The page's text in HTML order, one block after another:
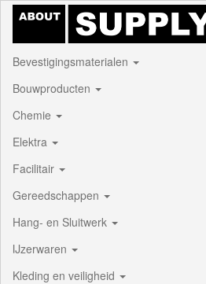
Bevestigingsmaterialen
Bouwproducten
Chemie
Elektra
Facilitair
Gereedschappen
Hang- en Sluitwerk
IJzerwaren
Kleding en veiligheid